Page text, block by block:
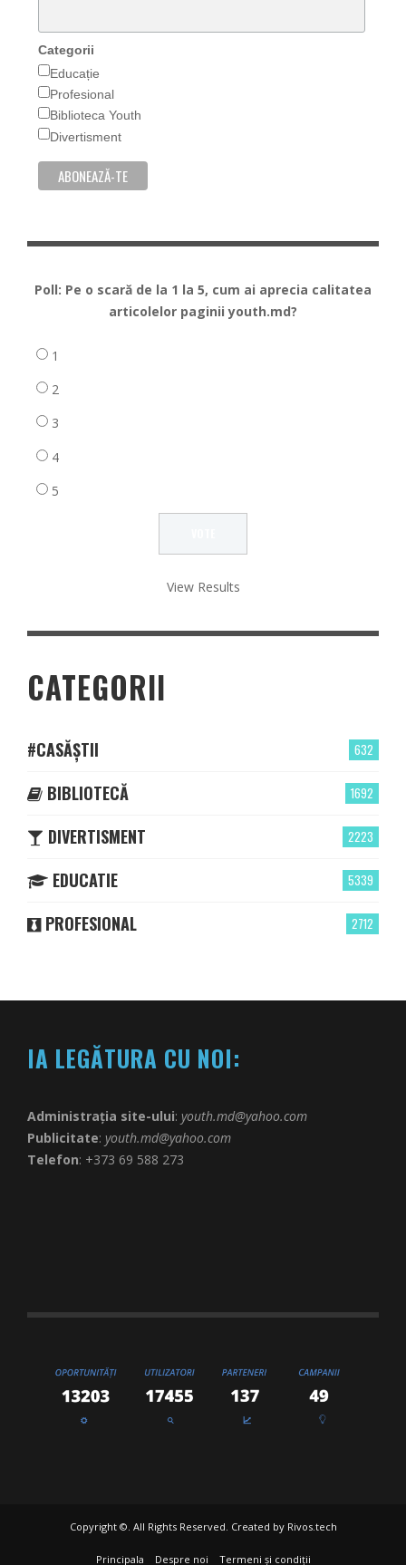
Categorii
Educație
Profesional
Biblioteca Youth
Divertisment
Poll: Pe o scară de la 1 la 5, cum ai aprecia calitatea
articolelor paginii youth.md?
1
2
3
4
5
View Results
CATEGORII
632
#CASĂȘTII
1692
BIBLIOTECĂ
2223
DIVERTISMENT
5339
EDUCATIE
2712
PROFESIONAL
IA LEGĂTURA CU NOI:
Administrația site-ului: youth.md@yahoo.com
Publicitate: youth.md@yahoo.com
Telefon: +373 69 588 273
Copyright ©. All Rights Reserved. Created by Rivos.tech
Principala Despre noi Termeni și condiții